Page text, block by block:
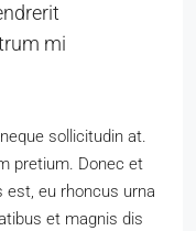
mi
sollicitudin at.
pretium. Donec et
eu rhoncus urna
et magnis dis